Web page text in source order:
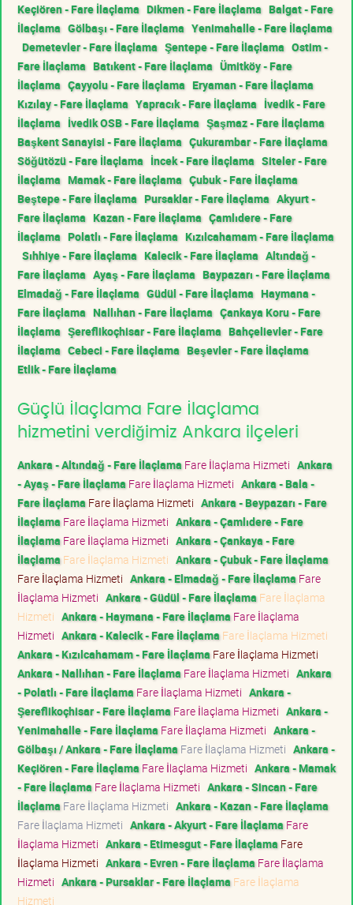
Keçiören - Fare İlaçlama Dikmen - Fare İlaçlama Balgat - Fare
İlaçlama Gölbaşı - Fare İlaçlama Yenimahalle - Fare İlaçlama
Demetevler - Fare İlaçlama Şentepe - Fare İlaçlama Ostim -
Fare İlaçlama Batıkent - Fare İlaçlama Ümitköy - Fare
İlaçlama Çayyolu - Fare İlaçlama Eryaman - Fare İlaçlama
Kızılay - Fare İlaçlama Yapracık - Fare İlaçlama İvedik - Fare
İlaçlama İvedik OSB - Fare İlaçlama Şaşmaz - Fare İlaçlama
Başkent Sanayisi - Fare İlaçlama Çukurambar - Fare İlaçlama
Söğütözü - Fare İlaçlama İncek - Fare İlaçlama Siteler - Fare
İlaçlama Mamak - Fare İlaçlama Çubuk - Fare İlaçlama
Beştepe - Fare İlaçlama Pursaklar - Fare İlaçlama Akyurt -
Fare İlaçlama Kazan - Fare İlaçlama Çamlıdere - Fare
İlaçlama Polatlı - Fare İlaçlama Kızılcahamam - Fare İlaçlama
Sıhhiye - Fare İlaçlama Kalecik - Fare İlaçlama Altındağ -
Fare İlaçlama Ayaş - Fare İlaçlama Baypazarı - Fare İlaçlama
Elmadağ - Fare İlaçlama Güdül - Fare İlaçlama Haymana -
Fare İlaçlama Nallıhan - Fare İlaçlama Çankaya Koru - Fare
İlaçlama Şereflikoçhisar - Fare İlaçlama Bahçelievler - Fare
İlaçlama Cebeci - Fare İlaçlama Beşevler - Fare İlaçlama
Etlik - Fare İlaçlama
Güçlü İlaçlama Fare İlaçlama
hizmetini verdiğimiz Ankara ilçeleri
Ankara - Altındağ - Fare İlaçlama Fare İlaçlama Hizmeti Ankara
- Ayaş - Fare İlaçlama Fare İlaçlama Hizmeti Ankara - Bala -
Fare İlaçlama Fare İlaçlama Hizmeti Ankara - Beypazarı - Fare
İlaçlama Fare İlaçlama Hizmeti Ankara - Çamlıdere - Fare
İlaçlama Fare İlaçlama Hizmeti Ankara - Çankaya - Fare
İlaçlama Fare İlaçlama Hizmeti Ankara - Çubuk - Fare İlaçlama
Fare İlaçlama Hizmeti Ankara - Elmadağ - Fare İlaçlama Fare
İlaçlama Hizmeti Ankara - Güdül - Fare İlaçlama Fare İlaçlama
Hizmeti Ankara - Haymana - Fare İlaçlama Fare İlaçlama
Hizmeti Ankara - Kalecik - Fare İlaçlama Fare İlaçlama Hizmeti
Ankara - Kızılcahamam - Fare İlaçlama Fare İlaçlama Hizmeti
Ankara - Nallıhan - Fare İlaçlama Fare İlaçlama Hizmeti Ankara
- Polatlı - Fare İlaçlama Fare İlaçlama Hizmeti Ankara -
Şereflikoçhisar - Fare İlaçlama Fare İlaçlama Hizmeti Ankara -
Yenimahalle - Fare İlaçlama Fare İlaçlama Hizmeti Ankara -
Gölbaşı / Ankara - Fare İlaçlama Fare İlaçlama Hizmeti Ankara -
Keçiören - Fare İlaçlama Fare İlaçlama Hizmeti Ankara - Mamak
- Fare İlaçlama Fare İlaçlama Hizmeti Ankara - Sincan - Fare
İlaçlama Fare İlaçlama Hizmeti Ankara - Kazan - Fare İlaçlama
Fare İlaçlama Hizmeti Ankara - Akyurt - Fare İlaçlama Fare
İlaçlama Hizmeti Ankara - Etimesgut - Fare İlaçlama Fare
İlaçlama Hizmeti Ankara - Evren - Fare İlaçlama Fare İlaçlama
Hizmeti Ankara - Pursaklar - Fare İlaçlama Fare İlaçlama
Hizmeti